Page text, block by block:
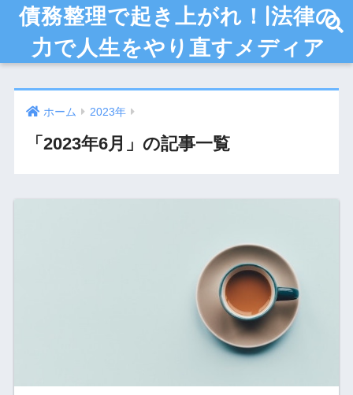
債務整理で起き上がれ！|法律の
力で人生をやり直すメディア
ホーム 2023年
「2023年6月」の記事一覧